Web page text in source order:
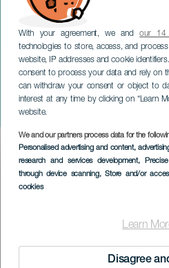
With your agreement, we andour 14
technologies to store, access, and
website, IP addresses and cookie
consent to process your data and rely on
can withdraw your consent or object to
interest at any time by clicking on “Learn
website.
We and our partners process data for the
Personalised advertising and content,
research and services development,
through device scanning, Store and/or
cookies
Learn
Disagree
Heroica
TENERIFFA
Imagen
Listado